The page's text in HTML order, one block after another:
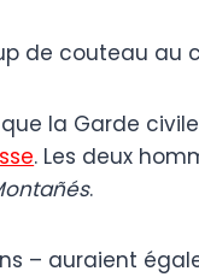
de couteau au
la Garde
. Les deux
.
– auraient